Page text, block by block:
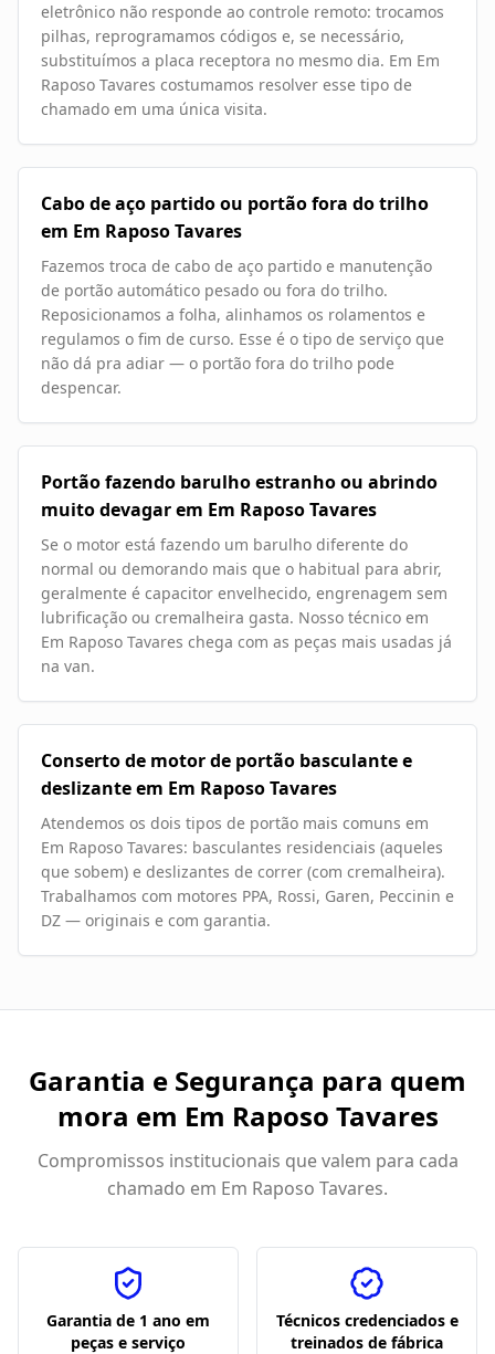
eletrônico não responde ao controle remoto: trocamos
pilhas, reprogramamos códigos e, se necessário,
substituímos a placa receptora no mesmo dia. Em Em
Raposo Tavares costumamos resolver esse tipo de
chamado em uma única visita.
Cabo de aço partido ou portão fora do trilho
em Em Raposo Tavares
Fazemos troca de cabo de aço partido e manutenção
de portão automático pesado ou fora do trilho.
Reposicionamos a folha, alinhamos os rolamentos e
regulamos o fim de curso. Esse é o tipo de serviço que
não dá pra adiar — o portão fora do trilho pode
despencar.
Portão fazendo barulho estranho ou abrindo
muito devagar em Em Raposo Tavares
Se o motor está fazendo um barulho diferente do
normal ou demorando mais que o habitual para abrir,
geralmente é capacitor envelhecido, engrenagem sem
lubrificação ou cremalheira gasta. Nosso técnico em
Em Raposo Tavares chega com as peças mais usadas já
na van.
Conserto de motor de portão basculante e
deslizante em Em Raposo Tavares
Atendemos os dois tipos de portão mais comuns em
Em Raposo Tavares: basculantes residenciais (aqueles
que sobem) e deslizantes de correr (com cremalheira).
Trabalhamos com motores PPA, Rossi, Garen, Peccinin e
DZ — originais e com garantia.
Garantia e Segurança para quem
mora em Em Raposo Tavares
Compromissos institucionais que valem para cada
chamado em Em Raposo Tavares.
Garantia de 1 ano em
peças e serviço
Técnicos credenciados e
treinados de fábrica